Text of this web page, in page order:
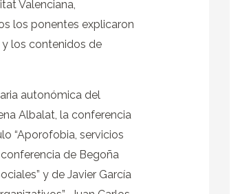
Valenciana,
los ponentes explicaron
los contenidos de
autonómica del
Albalat, la conferencia
“Aporofobia, servicios
de Begoña
y de Javier García